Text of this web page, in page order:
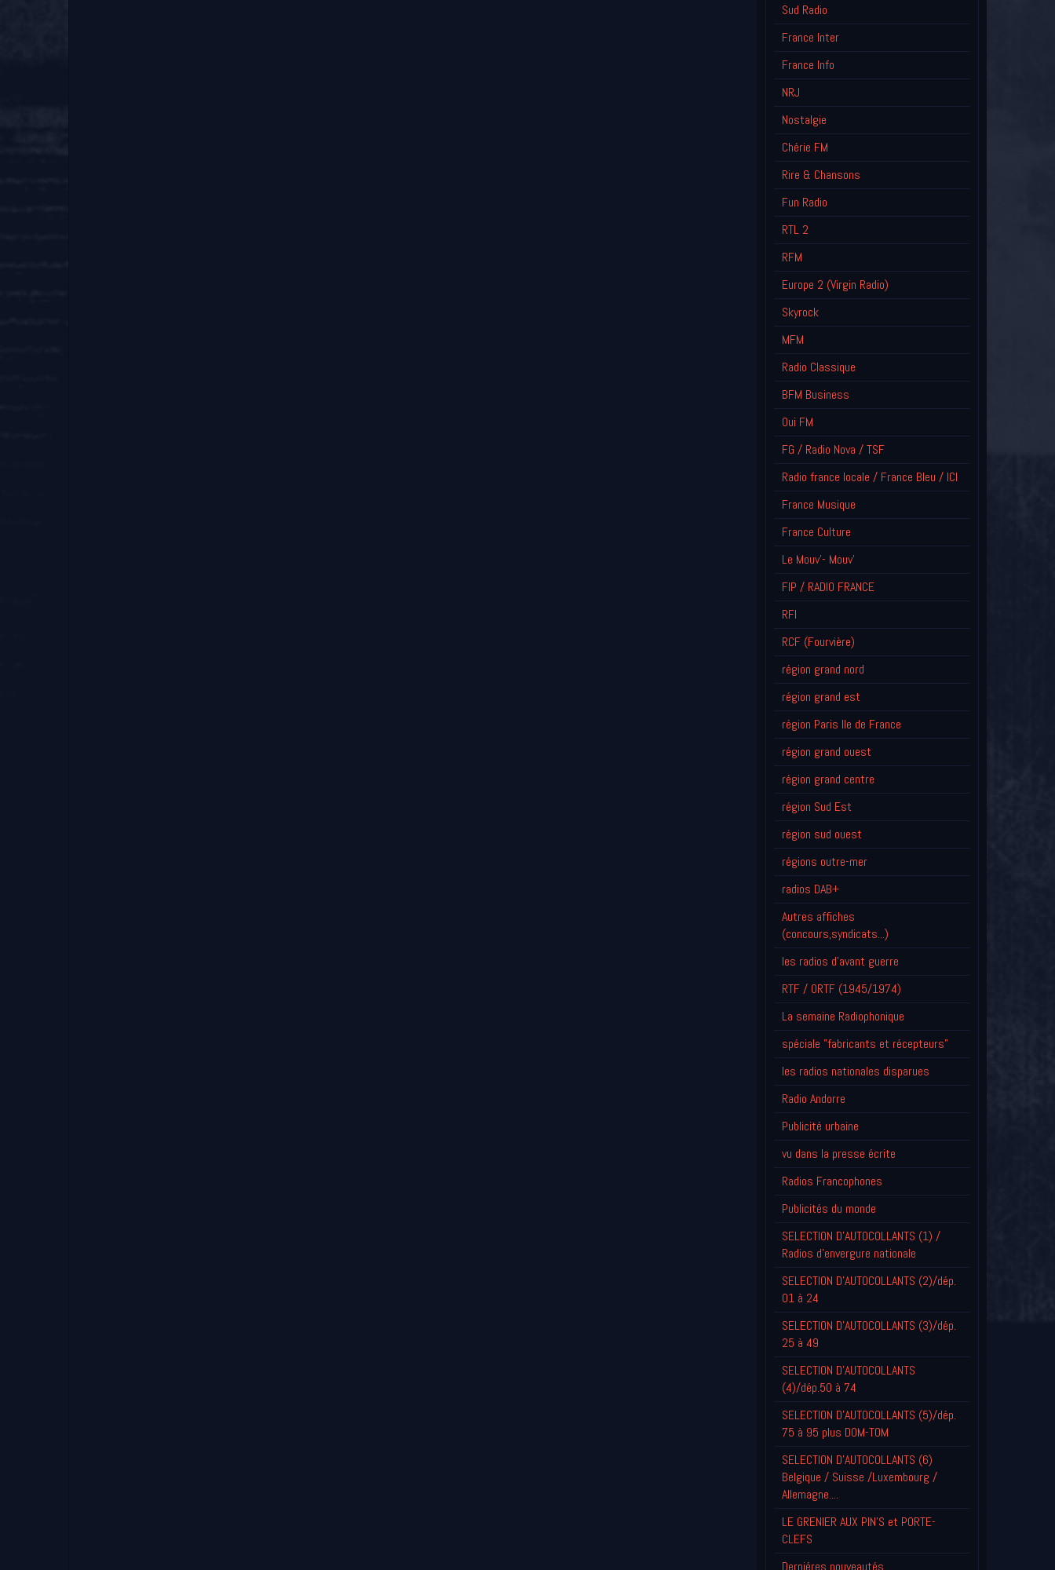
Sud Radio
France Inter
France Info
NRJ
Nostalgie
Chérie FM
Rire & Chansons
Fun Radio
RTL 2
RFM
Europe 2 (Virgin Radio)
Skyrock
MFM
Radio Classique
BFM Business
Oui FM
FG / Radio Nova / TSF
Radio france locale / France Bleu / ICI
France Musique
France Culture
Le Mouv'- Mouv'
FIP / RADIO FRANCE
RFI
RCF (Fourvière)
région grand nord
région grand est
région Paris Ile de France
région grand ouest
région grand centre
région Sud Est
région sud ouest
régions outre-mer
radios DAB+
Autres affiches
(concours,syndicats...)
les radios d'avant guerre
RTF / ORTF (1945/1974)
La semaine Radiophonique
spéciale "fabricants et récepteurs"
les radios nationales disparues
Radio Andorre
Publicité urbaine
vu dans la presse écrite
Radios Francophones
Publicités du monde
SELECTION D'AUTOCOLLANTS (1) /
Radios d'envergure nationale
SELECTION D'AUTOCOLLANTS (2)/dép.
01 à 24
SELECTION D'AUTOCOLLANTS (3)/dép.
25 à 49
SELECTION D'AUTOCOLLANTS
(4)/dép.50 à 74
SELECTION D'AUTOCOLLANTS (5)/dép.
75 à 95 plus DOM-TOM
SELECTION D'AUTOCOLLANTS (6)
Belgique / Suisse /Luxembourg /
Allemagne....
LE GRENIER AUX PIN'S et PORTE-
CLEFS
Derniéres nouveautés